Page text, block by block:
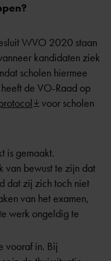
WVO 2020 staan
kandidaten ziek
scholen hiermee
de VO-Raad op
voor scholen
is gemaakt.
van bewust te zijn dat
dat zij zich toch niet
van het examen,
werk ongeldig te
vooraf in. Bij